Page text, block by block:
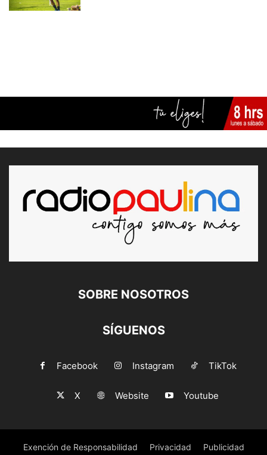
SOBRE NOSOTROS
SÍGUENOS
Facebook Instagram TikTok
X Website Youtube
Exención de Responsabilidad Privacidad Publicidad